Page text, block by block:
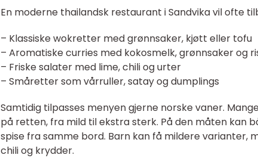
En moderne thailandsk restaurant i Sandvika vil ofte
– Klassiske wokretter med grønnsaker, kjøtt eller tofu
– Aromatiske curries med kokosmelk, grønnsaker og
– Friske salater med lime, chili og urter
– Småretter som vårruller, satay og dumplings
Samtidig tilpasses menyen gjerne norske vaner.
på retten, fra mild til ekstra sterk. På den måten kan
spise fra samme bord. Barn kan få mildere varianter,
chili og krydder.